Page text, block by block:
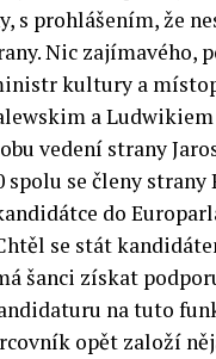
s prohlášením, že
Nic zajímavého,
kultury a
a
vedení strany
spolu se členy
do
se stát
šanci získat
na tuto
opět založí